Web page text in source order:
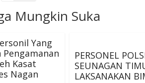
Mungkin Suka
Yang
Pengamanan
Kasat
Nagan
PERSONEL
SEUNAGAN
LAKSANAKAN